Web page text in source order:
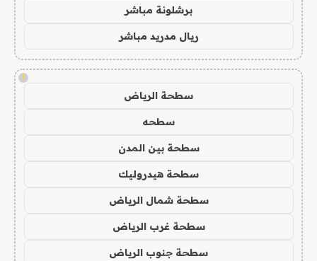
برشلونة مباشر
ريال مدريد مباشر
!
سطحة الرياض
سطحه
سطحة بين المدن
سطحة هيدروليك
سطحة شمال الرياض
سطحة غرب الرياض
سطحة جنوب الرياض